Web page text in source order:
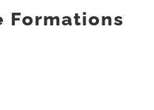
Formations